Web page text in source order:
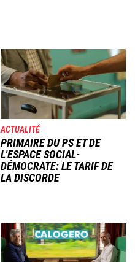
Image
ACTUALITÉ
PRIMAIRE DU PS ET DE
L'ESPACE SOCIAL-
DÉMOCRATE: LE TARIF DE
LA DISCORDE
Image